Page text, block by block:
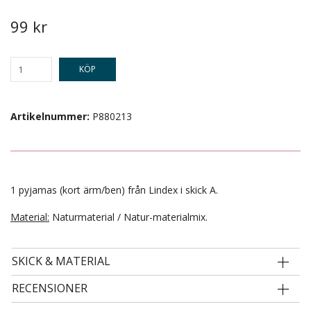
99 kr
KÖP
Artikelnummer: P880213
1 pyjamas (kort ärm/ben) från Lindex i skick A.
Material: Naturmaterial / Natur-materialmix.
SKICK & MATERIAL
RECENSIONER